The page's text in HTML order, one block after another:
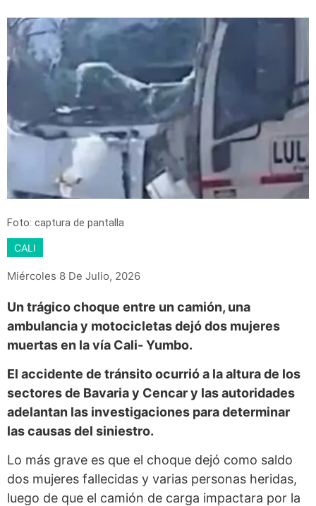
Foto: captura de pantalla
CALI
Miércoles 8 De Julio, 2026
Un trágico choque entre un camión, una
ambulancia y motocicletas dejó dos mujeres
muertas en la vía Cali- Yumbo.
El accidente de tránsito ocurrió a la altura de los
sectores de Bavaria y Cencar y las autoridades
adelantan las investigaciones para determinar
las causas del siniestro.
Lo más grave es que el choque dejó como saldo
dos mujeres fallecidas y varias personas heridas,
luego de que el camión de carga impactara por la